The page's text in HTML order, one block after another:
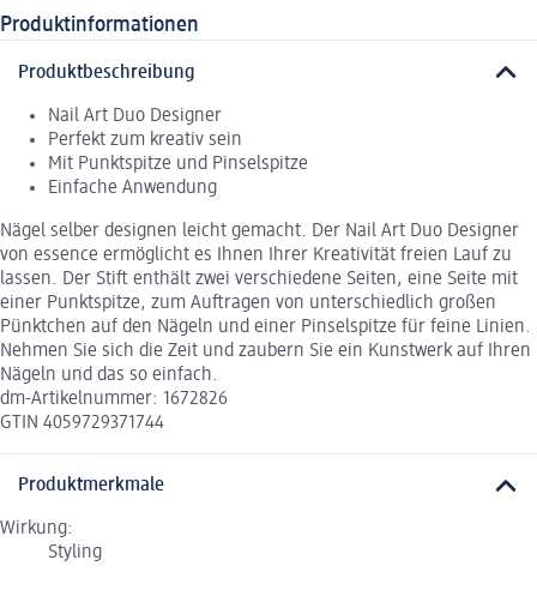
Produktinformationen
Produktbeschreibung
Nail Art Duo Designer
Perfekt zum kreativ sein
Mit Punktspitze und Pinselspitze
Einfache Anwendung
Nägel selber designen leicht gemacht. Der Nail Art Duo Designer
von essence ermöglicht es Ihnen Ihrer Kreativität freien Lauf zu
lassen. Der Stift enthält zwei verschiedene Seiten, eine Seite mit
einer Punktspitze, zum Auftragen von unterschiedlich großen
Pünktchen auf den Nägeln und einer Pinselspitze für feine Linien.
Nehmen Sie sich die Zeit und zaubern Sie ein Kunstwerk auf Ihren
Nägeln und das so einfach.
dm-Artikelnummer: 1672826
GTIN 4059729371744
Produktmerkmale
Wirkung:
Styling